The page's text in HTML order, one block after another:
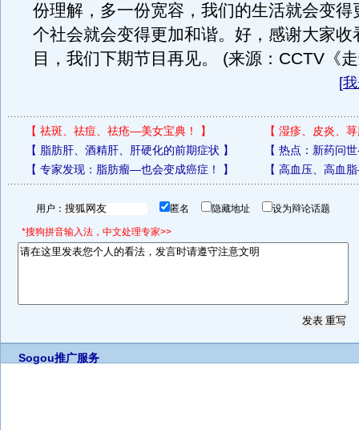
份理解，多一份宽容，我们的生活就会变得
个社会就会变得更加和谐。好，感谢大家收
目，我们下期节目再见。 (来源：CCTV《
[
【 祛斑、祛痘、祛疮—美女宝典！ 】 【 湿疹、皮炎、
【 脂肪肝、酒精肝、肝硬化的前期症状 】 【 热点：新药问
【 专家发现：脂肪瘤—也会变成癌症！ 】 【 高血压、高血
用户： 匿名 隐藏地址 设为辩论话题
*搜狗拼音输入法，中文处理专家>>
Sogou推广服务